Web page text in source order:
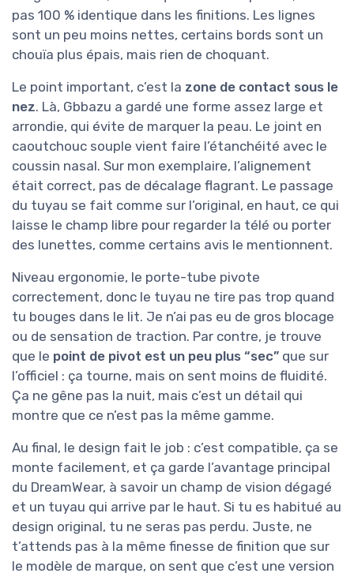
pas 100 % identique dans les finitions. Les lignes
sont un peu moins nettes, certains bords sont un
chouïa plus épais, mais rien de choquant.
Le point important, c’est la zone de contact sous le
nez. Là, Gbbazu a gardé une forme assez large et
arrondie, qui évite de marquer la peau. Le joint en
caoutchouc souple vient faire l’étanchéité avec le
coussin nasal. Sur mon exemplaire, l’alignement
était correct, pas de décalage flagrant. Le passage
du tuyau se fait comme sur l’original, en haut, ce qui
laisse le champ libre pour regarder la télé ou porter
des lunettes, comme certains avis le mentionnent.
Niveau ergonomie, le porte-tube pivote
correctement, donc le tuyau ne tire pas trop quand
tu bouges dans le lit. Je n’ai pas eu de gros blocage
ou de sensation de traction. Par contre, je trouve
que le point de pivot est un peu plus “sec” que sur
l’officiel : ça tourne, mais on sent moins de fluidité.
Ça ne gêne pas la nuit, mais c’est un détail qui
montre que ce n’est pas la même gamme.
Au final, le design fait le job : c’est compatible, ça se
monte facilement, et ça garde l’avantage principal
du DreamWear, à savoir un champ de vision dégagé
et un tuyau qui arrive par le haut. Si tu es habitué au
design original, tu ne seras pas perdu. Juste, ne
t’attends pas à la même finesse de finition que sur
le modèle de marque, on sent que c’est une version